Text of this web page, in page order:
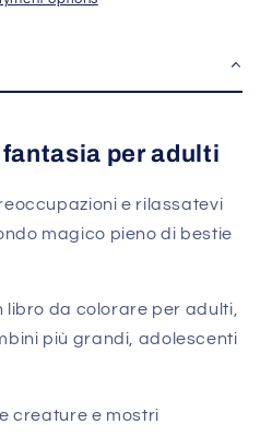
per adulti
e rilassatevi
magico pieno di bestie
libro da colorare per adulti,
più grandi, adolescenti
creature e mostri